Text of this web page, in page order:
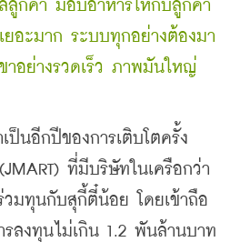
ลูกค้า มอบอาหารให้กับลูกค้า
ยอะมาก ระบบทุกอย่างต้องมา
าอย่างรวดเร็ว ภาพมันใหญ่
อีกปีของการเติบโตครั้ง
(JMART) ที่มีบริษัทในเครือกว่า
มทุนกับสุกี้ตี๋น้อย โดยเข้าถือ
ลงทุนไม่เกิน 1.2 พันล้านบาท